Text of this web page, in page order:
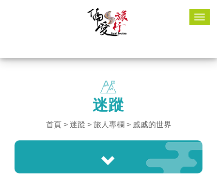
迷蹤
首頁> 迷蹤 > 旅人專欄 > 戚戚的世界